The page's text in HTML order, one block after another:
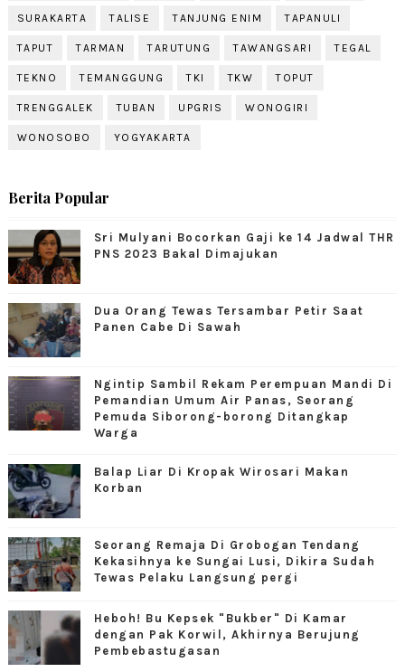
SURAKARTA TALISE TANJUNG ENIM TAPANULI
TAPUT TARMAN TARUTUNG TAWANGSARI TEGAL
TEKNO TEMANGGUNG TKI TKW TOPUT
TRENGGALEK TUBAN UPGRIS WONOGIRI
WONOSOBO YOGYAKARTA
Berita Popular
Sri Mulyani Bocorkan Gaji ke 14 Jadwal THR
PNS 2023 Bakal Dimajukan
Dua Orang Tewas Tersambar Petir Saat
Panen Cabe Di Sawah
Ngintip Sambil Rekam Perempuan Mandi Di
Pemandian Umum Air Panas, Seorang
Pemuda Siborong-borong Ditangkap
Warga
Balap Liar Di Kropak Wirosari Makan
Korban
Seorang Remaja Di Grobogan Tendang
Kekasihnya ke Sungai Lusi, Dikira Sudah
Tewas Pelaku Langsung pergi
Heboh! Bu Kepsek "Bukber" Di Kamar
dengan Pak Korwil, Akhirnya Berujung
Pembebastugasan